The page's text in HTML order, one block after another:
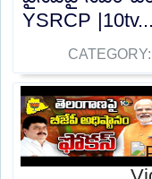
YSRCP
CATEGORY: